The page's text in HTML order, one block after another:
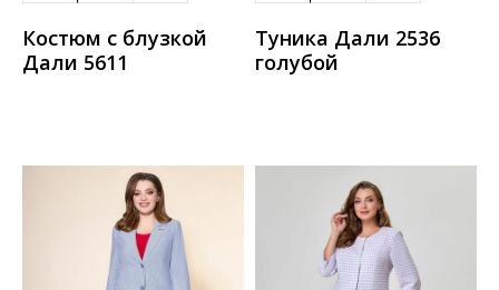
Костюм с блузкой
Дали 5611
Туника Дали 2536
голубой